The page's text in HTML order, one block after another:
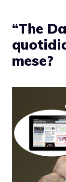
“The
mese?